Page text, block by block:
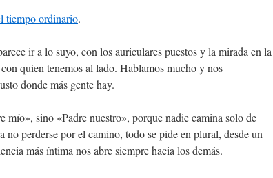
tiempo ordinario.
ir a lo suyo, con los auriculares puestos y la mirada en la
quien tenemos al lado. Hablamos mucho y nos
donde más gente hay.
mío», sino «Padre nuestro», porque nadie camina solo de
no perderse por el camino, todo se pide en plural, desde un
más íntima nos abre siempre hacia los demás.